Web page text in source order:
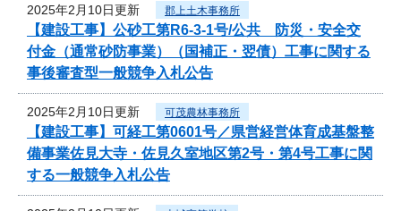
2025年2月10日更新 郡上土木事務所
【建設工事】公砂工第R6-3-1号/公共 防災・安全交
付金（通常砂防事業）（国補正・翌債）工事に関する
事後審査型一般競争入札公告
2025年2月10日更新 可茂農林事務所
【建設工事】可経工第0601号／県営経営体育成基盤整
備事業佐見大寺・佐見久室地区第2号・第4号工事に関
する一般競争入札公告